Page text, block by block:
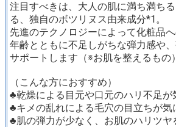
注目すべきは、大人の肌に満ち満ち
る、独自のボツリヌス由来成分*1。
先進のテクノロジーによって化粧品へ
年齢とともに不足しがちな弾力感や
サポートします（※お肌を整えるもの）
（こんな方におすすめ）
♣乾燥による目元や口元のハリ不足が
♣キメの乱れによる毛穴の目立ちが気
♣肌の弾力が少なく、お肌のハリツヤ